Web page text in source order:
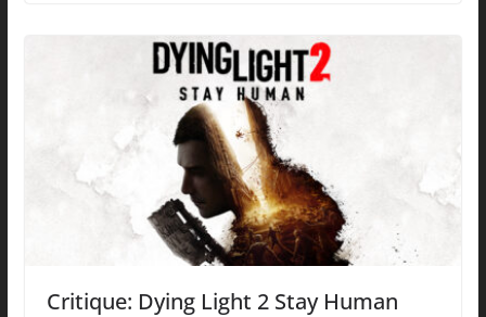
Critique: Dying Light 2 Stay Human